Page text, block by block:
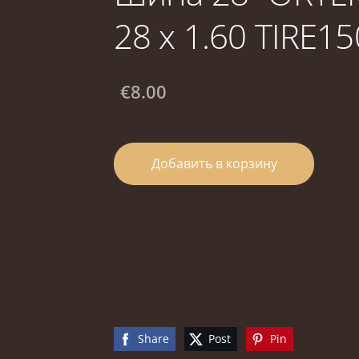
28 x 1.60
€8.00
Добавить в корзину
Share Post Pin